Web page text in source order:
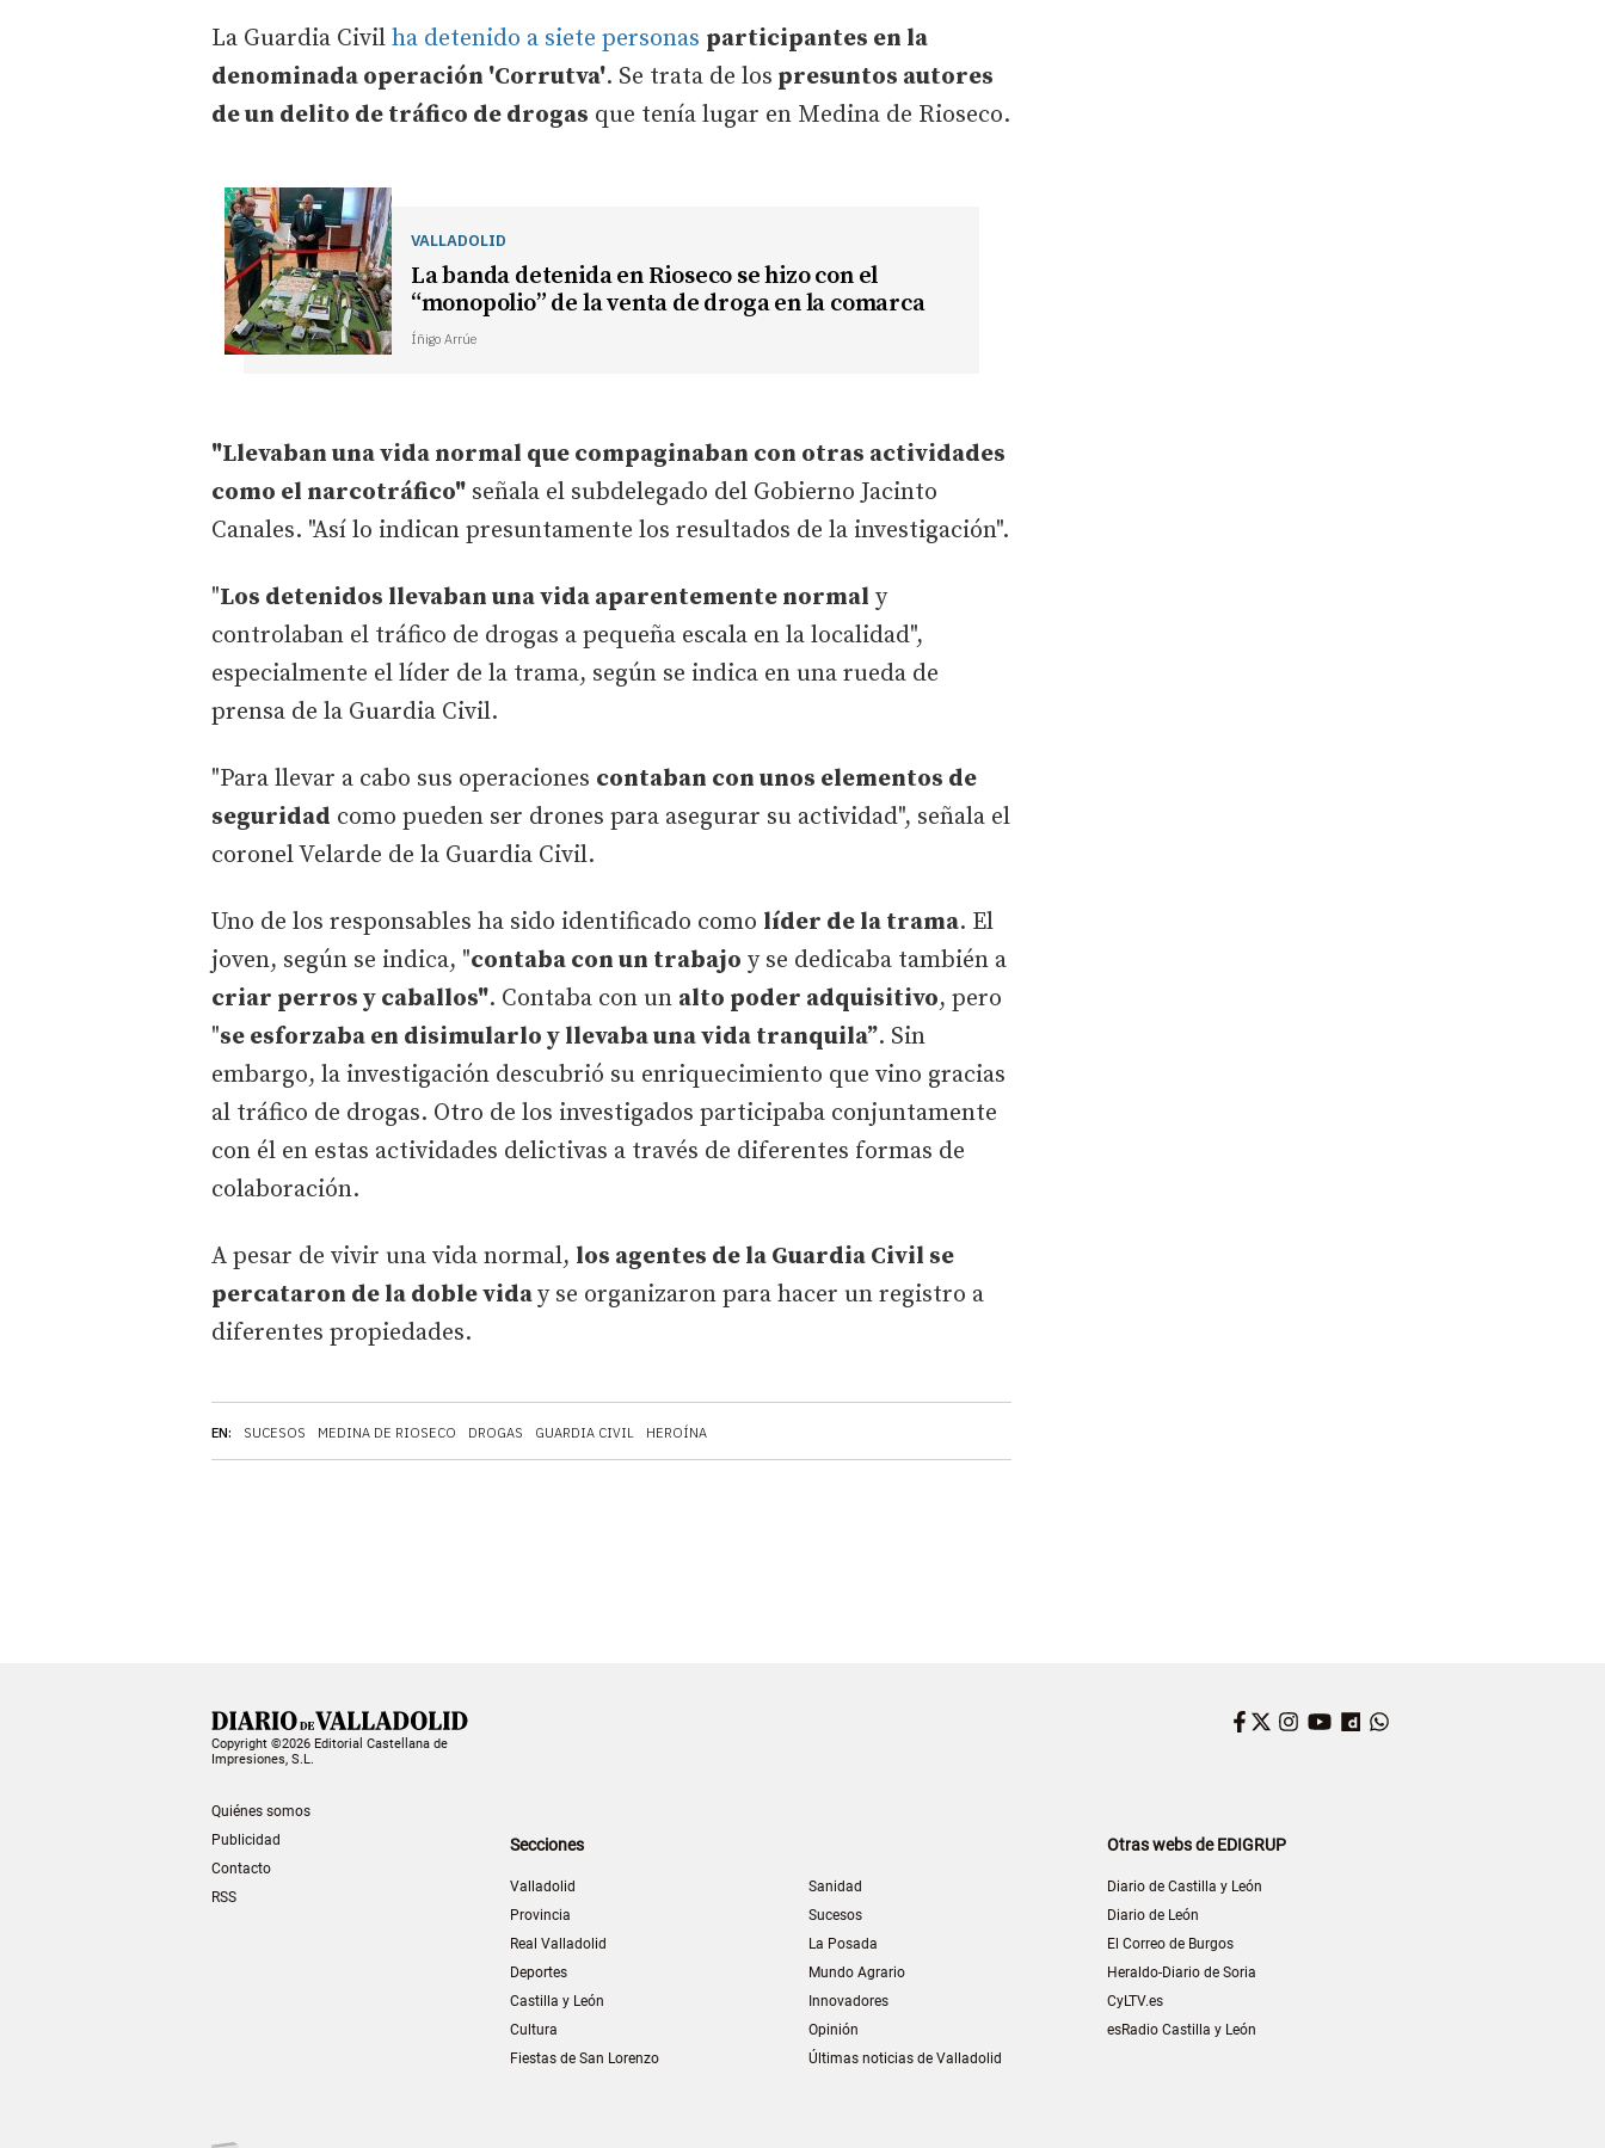
EN: SUCESOS MEDINA DE RIOSECO DROGAS GUARDIA CIVIL HEROÍNA
La Guardia Civil ha detenido a siete personas participantes en la
denominada operación 'Corrutva'. Se trata de los presuntos autores
de un delito de tráfico de drogas que tenía lugar en Medina de Rioseco.
VALLADOLID
La banda detenida en Rioseco se hizo con el
“monopolio” de la venta de droga en la comarca
Íñigo Arrúe
"Llevaban una vida normal que compaginaban con otras actividades
como el narcotráfico" señala el subdelegado del Gobierno Jacinto
Canales. "Así lo indican presuntamente los resultados de la investigación".
"Los detenidos llevaban una vida aparentemente normal y
controlaban el tráfico de drogas a pequeña escala en la localidad",
especialmente el líder de la trama, según se indica en una rueda de
prensa de la Guardia Civil.
"Para llevar a cabo sus operaciones contaban con unos elementos de
seguridad como pueden ser drones para asegurar su actividad", señala el
coronel Velarde de la Guardia Civil.
Uno de los responsables ha sido identificado como líder de la trama. El
joven, según se indica, "contaba con un trabajo y se dedicaba también a
criar perros y caballos". Contaba con un alto poder adquisitivo, pero
"se esforzaba en disimularlo y llevaba una vida tranquila”. Sin
embargo, la investigación descubrió su enriquecimiento que vino gracias
al tráfico de drogas. Otro de los investigados participaba conjuntamente
con él en estas actividades delictivas a través de diferentes formas de
colaboración.
A pesar de vivir una vida normal, los agentes de la Guardia Civil se
percataron de la doble viday se organizaron para hacer un registro a
diferentes propiedades.
Copyright ©2026 Editorial Castellana de
Impresiones, S.L.
Quiénes somos
Publicidad
Contacto
RSS
Facebook
Twitter
Instagram
YouTube
Dailymotion
Secciones
Valladolid
Provincia
Real Valladolid
Deportes
Castilla y León
Cultura
Fiestas de San Lorenzo
Sanidad
Sucesos
La Posada
Mundo Agrario
Innovadores
Opinión
Últimas noticias de Valladolid
Otras webs de EDIGRUP
Diario de Castilla y León
Diario de León
El Correo de Burgos
Heraldo-Diario de Soria
CyLTV.es
esRadio Castilla y León